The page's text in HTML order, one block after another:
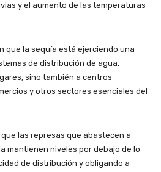
y el aumento de las temperaturas
que la sequía está ejerciendo una
de distribución de agua,
sino también a centros
y otros sectores esenciales del
las represas que abastecen a
mantienen niveles por debajo de lo
de distribución y obligando a